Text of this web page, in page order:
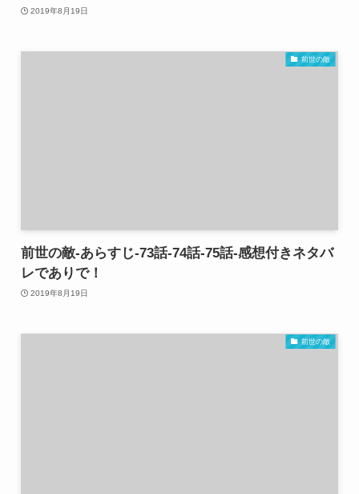
2019年8月19日
前世の敵
前世の敵-あらすじ-73話-74話-75話-感想付きネタバ
レでありで！
2019年8月19日
前世の敵